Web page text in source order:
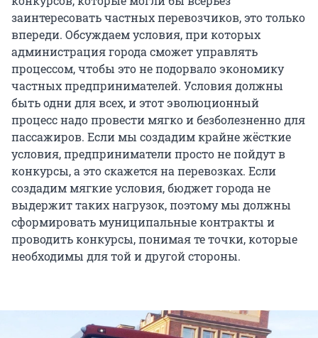
заинтересовать частных перевозчиков, это только
впереди. Обсуждаем условия, при которых
администрация города сможет управлять
процессом, чтобы это не подорвало экономику
частных предпринимателей. Условия должны
быть одни для всех, и этот эволюционный
процесс надо провести мягко и безболезненно для
пассажиров. Если мы создадим крайне жёсткие
условия, предприниматели просто не пойдут в
конкурсы, а это скажется на перевозках. Если
создадим мягкие условия, бюджет города не
выдержит таких нагрузок, поэтому мы должны
сформировать муниципальные контракты и
проводить конкурсы, понимая те точки, которые
необходимы для той и другой стороны.